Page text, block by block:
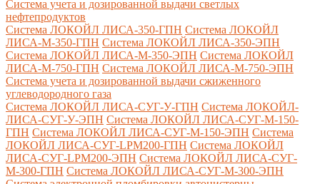
Система учета и дозированной выдачи светлых
нефтепродуктов
Система ЛОКОЙЛ ЛИСА-350-ГПН Система ЛОКОЙЛ
ЛИСА-М-350-ГПН Система ЛОКОЙЛ ЛИСА-350-ЭПН
Система ЛОКОЙЛ ЛИСА-М-350-ЭПН Система ЛОКОЙЛ
ЛИСА-М-750-ГПН Система ЛОКОЙЛ ЛИСА-М-750-ЭПН
Система учета и дозированной выдачи сжиженного
углеводородного газа
Система ЛОКОЙЛ ЛИСА-СУГ-У-ГПН Система ЛОКОЙЛ-
ЛИСА-СУГ-У-ЭПН Система ЛОКОЙЛ ЛИСА-СУГ-М-150-
ГПН Система ЛОКОЙЛ ЛИСА-СУГ-М-150-ЭПН Система
ЛОКОЙЛ ЛИСА-СУГ-LPM200-ГПН Система ЛОКОЙЛ
ЛИСА-СУГ-LPM200-ЭПН Система ЛОКОЙЛ ЛИСА-СУГ-
М-300-ГПН Система ЛОКОЙЛ ЛИСА-СУГ-М-300-ЭПН